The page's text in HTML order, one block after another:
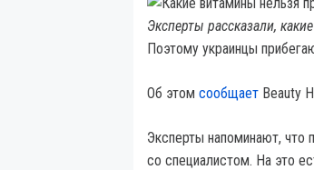
Эксперты рассказали,
Поэтому украинцы
Об этом сообщает Beauty
Эксперты напоминают, что
со специалистом. На это